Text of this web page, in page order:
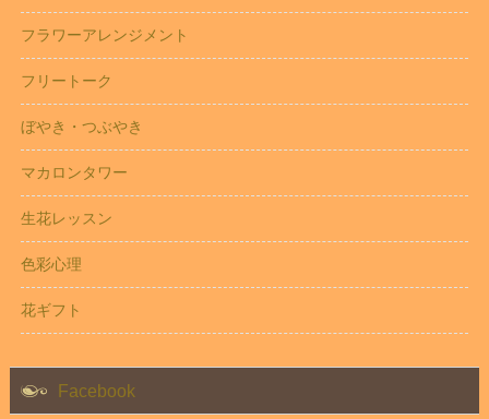
フラワーアレンジメント
フリートーク
ぼやき・つぶやき
マカロンタワー
生花レッスン
色彩心理
花ギフト
Facebook